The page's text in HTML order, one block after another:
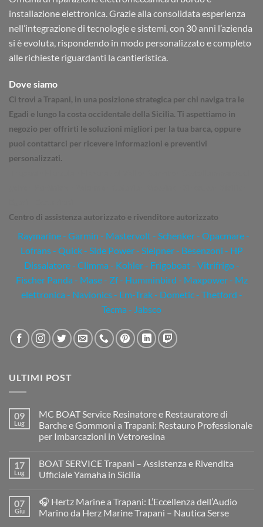
installazione elettronica. Grazie alla consolidata esperienza
nell’integrazione di tecnologie e sistemi, con 30 anni l’azienda
si è evoluta, rispondendo in modo personalizzato e completo
alle richieste riguardanti la cantieristica.
Dove siamo
Ci trovi a Trapani, in una posizione strategica per chi naviga tra le
Egadi e lungo la costa occidentale della Sicilia. Ti aspettiamo in
negozio per offrirti le soluzioni migliori per la tua barca, oppure
puoi contattarci per ricevere informazioni e preventivi
personalizzati.
Centro di assistenza autorizzato e rivenditore autorizzato
Raymarine- Garmin - Mastervolt - Schenker - Opacmare -
Lofrans - Quick - Side Power - Sleipner - Besenzoni - HP
Dissalatore - Climma - Kohler - Frigoboat - Vitrifrigo -
Fischer Panda - Mase - Zf - Humminbird - Maxpower - Mz
elettronica - Navionics - Em-Trak - Dometic - Thetford -
Tecma - Jabsco
ULTIMI POST
09
Lug
MC BOAT Service Resinatore e Restauratore di
Barche e Gommoni a Trapani: Restauro Professionale
per Imbarcazioni in Vetroresina
su
MC
BOAT
e
Restauratore
di
17
Lug
BOAT SERVICE Trapani – Assistenza e Rivendita
Ufficiale Yamaha in Sicilia
su
BOAT
SERVICE
07
Giu
🎧 Hertz Marine a Trapani: L’Eccellenza dell’Audio
Marino da Herz Marine Trapani – Nautica Serse